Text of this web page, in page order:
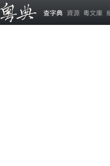
查字典 資源 粵文庫